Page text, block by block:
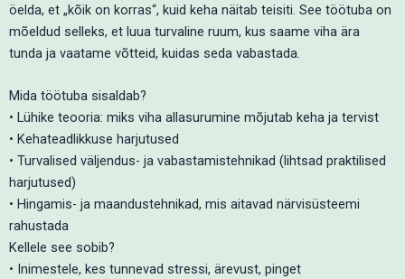
öelda, et „kõik on korras“, kuid keha näitab teisiti. See töötuba on
mõeldud selleks, et luua turvaline ruum, kus saame viha ära
tunda ja vaatame võtteid, kuidas seda vabastada.
Mida töötuba sisaldab?
• Lühike teooria: miks viha allasurumine mõjutab keha ja tervist
• Kehateadlikkuse harjutused
• Turvalised väljendus- ja vabastamistehnikad (lihtsad praktilised
harjutused)
• Hingamis- ja maandustehnikad, mis aitavad närvisüsteemi
rahustada
Kellele see sobib?
• Inimestele, kes tunnevad stressi, ärevust, pinget